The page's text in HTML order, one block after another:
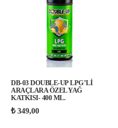
DB-03 DOUBLE-UP LPG’Lİ
ARAÇLARA ÖZEL YAĞ
KATKISI- 400 ML.
₺349,00